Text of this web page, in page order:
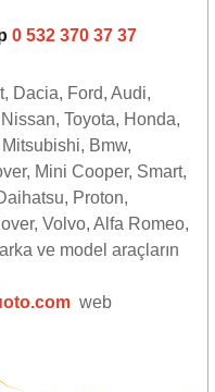
0 532 370 37 37
Dacia, Ford, Audi,
Toyota, Honda,
Bmw,
Mini Cooper, Smart,
Proton,
Volvo, Alfa Romeo,
ve model araçların
web